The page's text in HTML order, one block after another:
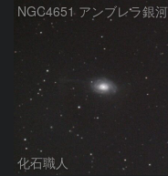
化石職人